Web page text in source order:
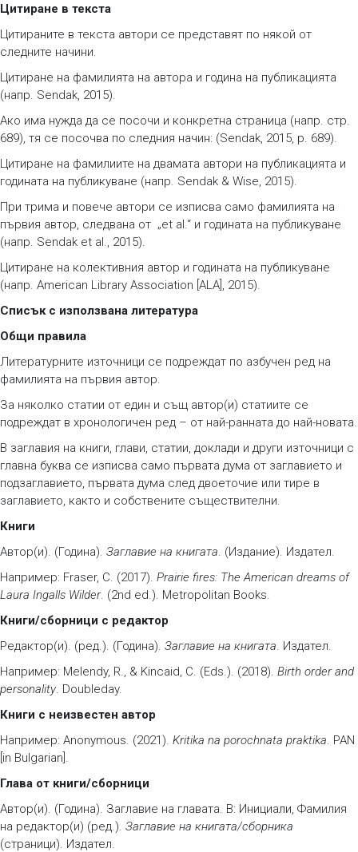
Цитиране в текста
Цитираните в текста автори се представят по някой от
следните начини.
Цитиране на фамилията на автора и година на публикацията
(напр. Sendak, 2015).
Ако има нужда да се посочи и конкретна страница (напр. стр.
689), тя се посочва по следния начин: (Sendak, 2015, p. 689).
Цитиране на фамилиите на двамата автори на публикацията и
годината на публикуване (напр. Sendak & Wise, 2015).
При трима и повече автори се изписва само фамилията на
първия автор, следвана от „et al.“ и годината на публикуване
(напр. Sendak et al., 2015).
Цитиране на колективния автор и годината на публикуване
(напр. American Library Association [ALA], 2015).
Списък с използвана литература
Общи правила
Литературните източници се подреждат по азбучен ред на
фамилията на първия автор.
За няколко статии от един и същ автор(и) статиите се
подреждат в хронологичен ред – от най-ранната до най-новата.
В заглавия на книги, глави, статии, доклади и други източници с
главна буква се изписва само първата дума от заглавието и
подзаглавието, първата дума след двоеточие или тире в
заглавието, както и собствените съществителни.
Книги
Автор(и). (Година). Заглавие на книгата. (Издание). Издател.
Например: Fraser, C. (2017). Prairie fires: The American dreams of
Laura Ingalls Wilder. (2nd ed.). Metropolitan Books.
Книги/сборници с редактор
Редактор(и). (ред.). (Година). Заглавие на книгата. Издател.
Например: Melendy, R., & Kincaid, C. (Eds.). (2018). Birth order and
personality. Doubleday.
Книги с неизвестен автор
Например: Anonymous. (2021). Kritika na porochnata praktika. PAN
[in Bulgarian].
Глава от книги/сборници
Автор(и). (Година). Заглавие на главата. В: Инициали, Фамилия
на редактор(и) (ред.). Заглавие на книгата/сборника
(страници). Издател.